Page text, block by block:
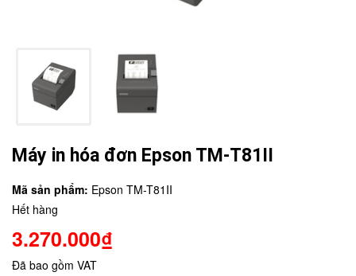
Máy in hóa đơn Epson TM-T81II
Mã sản phẩm: Epson TM-T81II
Hết hàng
3.270.000₫
Đã bao gồm VAT